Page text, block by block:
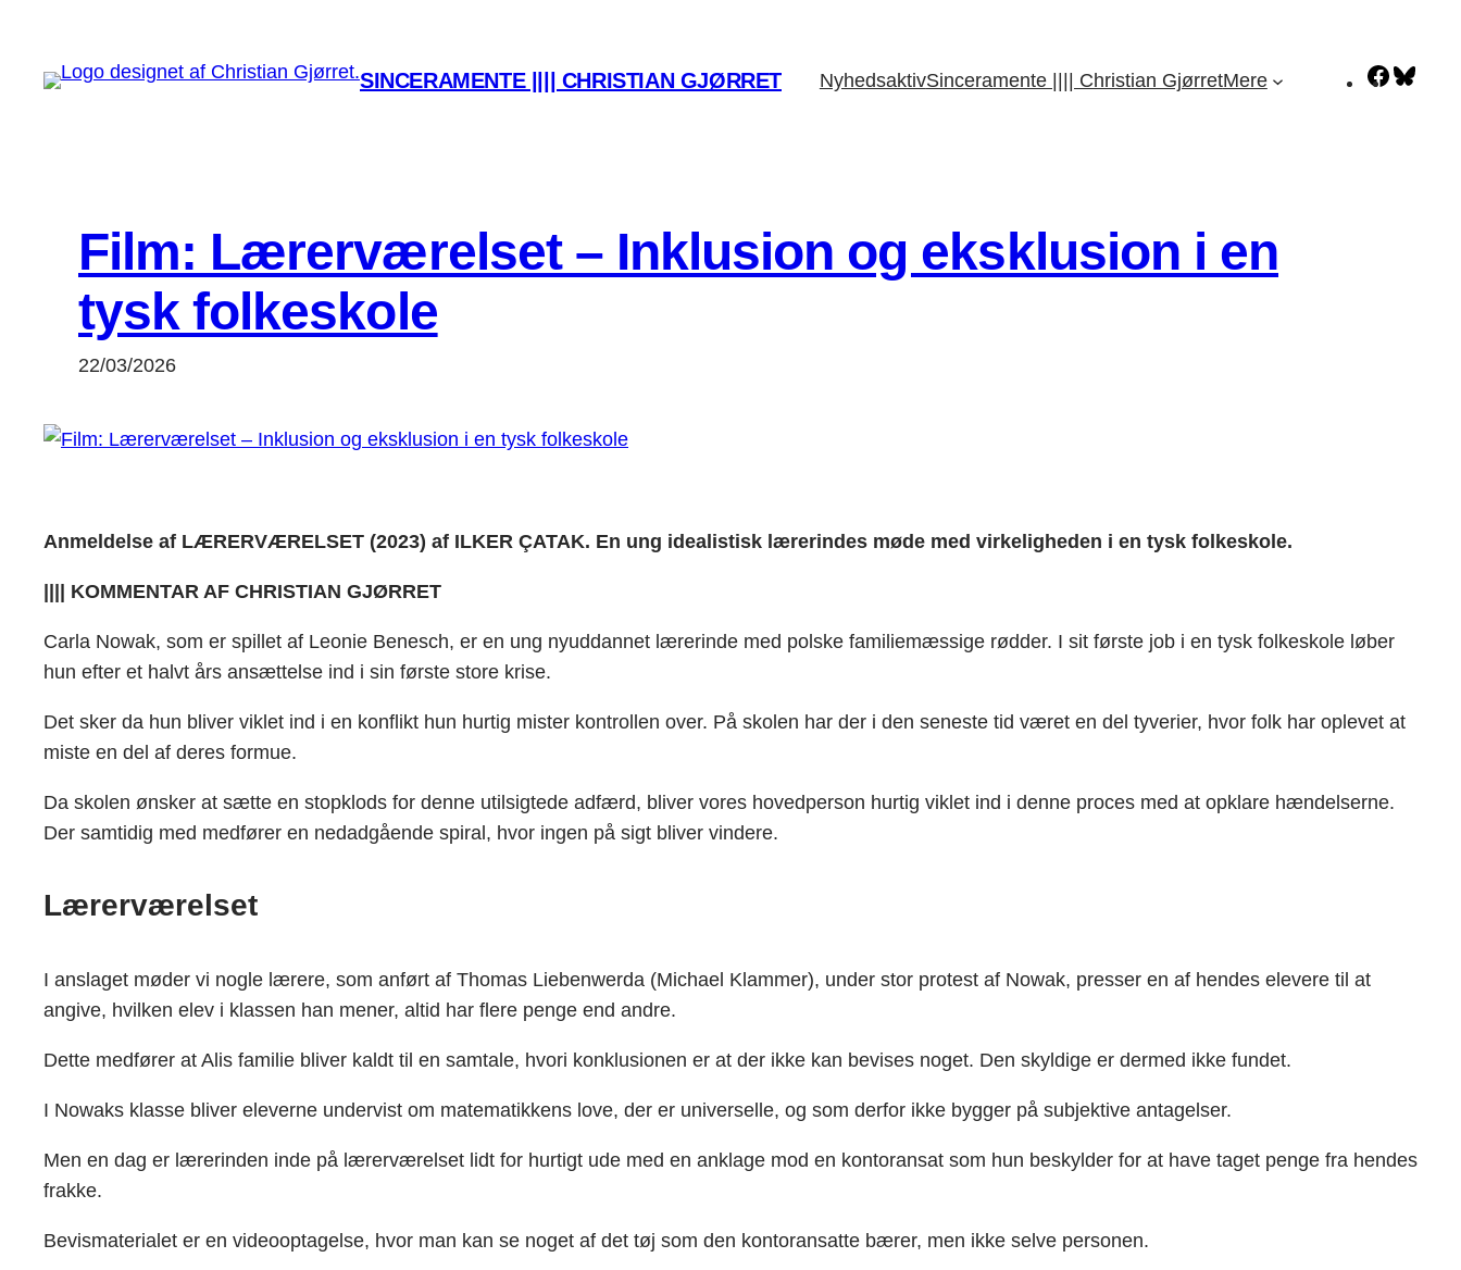
indhold
SINCERAMENTE |||| CHRISTIAN GJØRRET NyhedsaktivSinceramente |||| Christian GjørretMere
Film: Lærerværelset – Inklusion og eksklusion i en
tysk folkeskole
22/03/2026
Anmeldelse af LÆRERVÆRELSET (2023) af ILKER ÇATAK. En ung idealistisk lærerindes møde med virkeligheden i en tysk folkeskole.
|||| KOMMENTAR AF CHRISTIAN GJØRRET
Carla Nowak, som er spillet af Leonie Benesch, er en ung nyuddannet lærerinde med polske familiemæssige rødder. I sit første job i en tysk folkeskole løber
hun efter et halvt års ansættelse ind i sin første store krise.
Det sker da hun bliver viklet ind i en konflikt hun hurtig mister kontrollen over. På skolen har der i den seneste tid været en del tyverier, hvor folk har oplevet at
miste en del af deres formue.
Da skolen ønsker at sætte en stopklods for denne utilsigtede adfærd, bliver vores hovedperson hurtig viklet ind i denne proces med at opklare hændelserne.
Der samtidig med medfører en nedadgående spiral, hvor ingen på sigt bliver vindere.
Lærerværelset
I anslaget møder vi nogle lærere, som anført af Thomas Liebenwerda (Michael Klammer), under stor protest af Nowak, presser en af hendes elevere til at
angive, hvilken elev i klassen han mener, altid har flere penge end andre.
Dette medfører at Alis familie bliver kaldt til en samtale, hvori konklusionen er at der ikke kan bevises noget. Den skyldige er dermed ikke fundet.
I Nowaks klasse bliver eleverne undervist om matematikkens love, der er universelle, og som derfor ikke bygger på subjektive antagelser.
Men en dag er lærerinden inde på lærerværelset lidt for hurtigt ude med en anklage mod en kontoransat som hun beskylder for at have taget penge fra hendes
frakke.
Bevismaterialet er en videooptagelse, hvor man kan se noget af det tøj som den kontoransatte bærer, men ikke selve personen.